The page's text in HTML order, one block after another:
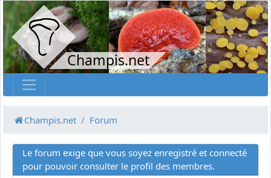
Champis.net
Champis.net Forum
Le forum exige que vous soyez enregistré et connecté
pour pouvoir consulter le profil des membres.